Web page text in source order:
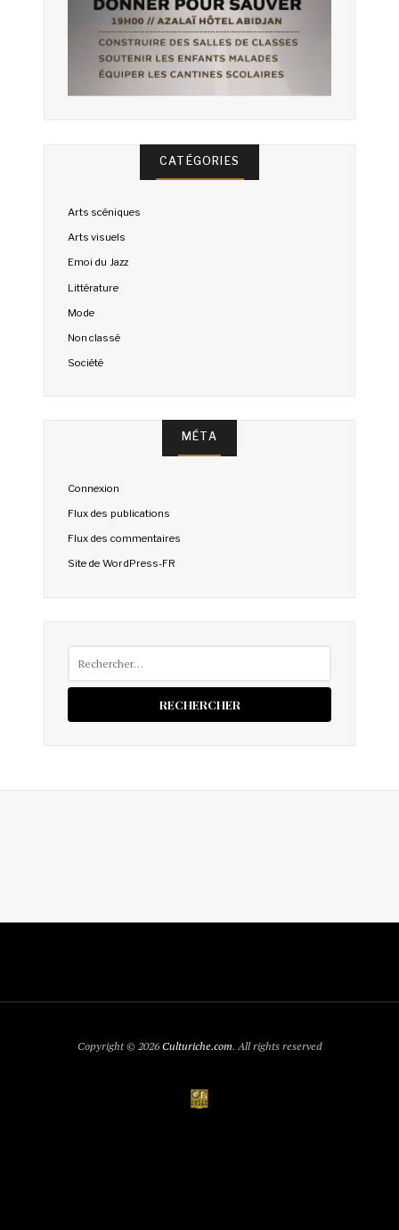
CATÉGORIES
Arts scéniques
Arts visuels
Emoi du Jazz
Littérature
Mode
Non classé
Société
MÉTA
Connexion
Flux des publications
Flux des commentaires
Site de WordPress-FR
Copyright © 2026Culturiche.com. All rights reserved